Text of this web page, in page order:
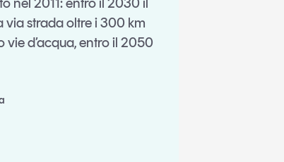
via strada oltre i 300 km
d’acqua, entro il 2050